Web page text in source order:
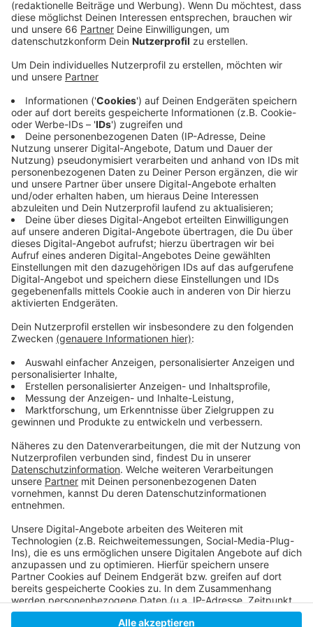
selbst voll gesperrt werden.
Veröffentlicht:Samstag, 16.03.2024 09:11
Anzeige
Nach Abschluss der Kanalbauarbeiten wird die Straße
dort neu asphaltiert. Heute ab 20 Uhr wird zunächst
der alte Asphalt weggefräst. Anschließend wird der
Neue aufgebracht. Bis morgen um 20 Uhr müssen in
diesem Abschnitt beide Spuren voll gesperrt werden.
Danach wird die Sperrung aufgehoben. Die Stadt hat
Umleitungen eingerichtet und auch ausgeschildert. Der
Gehweg bleibt währen der kompletten Zeit frei.
Anzeige
Anzeige
Die Meldung der Stadt
Neuer Wohnraum in Düsseldorf-Hubbelrath?
RP-Bericht zur "längsten Straße in Düsseldorf"
Anzeige
Anzeige